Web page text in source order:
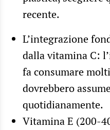
recente.
L’integrazione
dalla vitamina C:
fa consumare
dovrebbero
quotidianamente.
Vitamina E (200-